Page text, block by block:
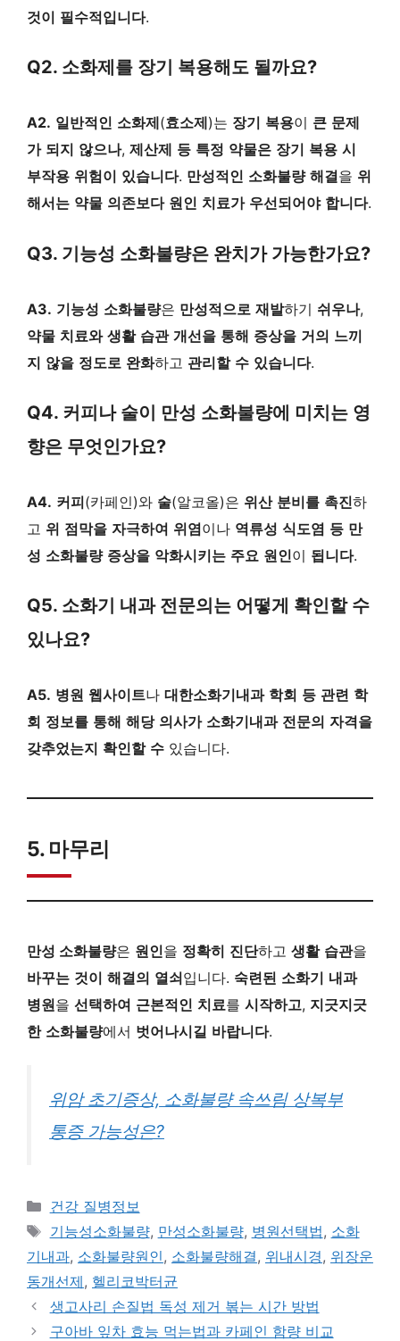
것이 필수적입니다.
Q2. 소화제를 장기 복용해도 될까요?
A2. 일반적인 소화제(효소제)는 장기 복용이 큰 문제
가 되지 않으나, 제산제 등 특정 약물은 장기 복용 시
부작용 위험이 있습니다. 만성적인 소화불량 해결을 위
해서는 약물 의존보다 원인 치료가 우선되어야 합니다.
Q3. 기능성 소화불량은 완치가 가능한가요?
A3. 기능성 소화불량은 만성적으로 재발하기 쉬우나,
약물 치료와 생활 습관 개선을 통해 증상을 거의 느끼
지 않을 정도로 완화하고 관리할 수 있습니다.
Q4. 커피나 술이 만성 소화불량에 미치는 영
향은 무엇인가요?
A4. 커피(카페인)와 술(알코올)은 위산 분비를 촉진하
고 위 점막을 자극하여 위염이나 역류성 식도염 등 만
성 소화불량 증상을 악화시키는 주요 원인이 됩니다.
Q5. 소화기 내과 전문의는 어떻게 확인할 수
있나요?
A5. 병원 웹사이트나 대한소화기내과 학회 등 관련 학
회 정보를 통해 해당 의사가 소화기내과 전문의 자격을
갖추었는지 확인할 수 있습니다.
5. 마무리
만성 소화불량은 원인을 정확히 진단하고 생활 습관을
바꾸는 것이 해결의 열쇠입니다. 숙련된 소화기 내과
병원을 선택하여 근본적인 치료를 시작하고, 지긋지긋
한 소화불량에서 벗어나시길 바랍니다.
위암 초기증상, 소화불량 속쓰림 상복부
통증 가능성은?
카
테
리
건강 질병정보
태
그
기능성소화불량, 만성소화불량, 병원선택법, 소화
기내과, 소화불량원인, 소화불량해결, 위내시경, 위장운
동개선제, 헬리코박터균
생고사리 손질법 독성 제거 볶는 시간 방법
구아바 잎차 효능 먹는법과 카페인 함량 비교